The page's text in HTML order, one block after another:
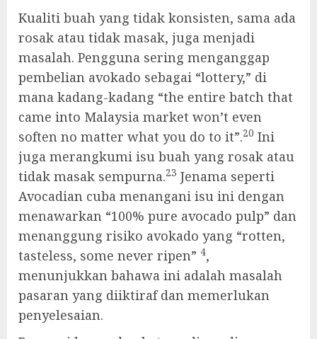
Kualiti buah yang tidak konsisten, sama ada
rosak atau tidak masak, juga menjadi
masalah. Pengguna sering menganggap
pembelian avokado sebagai “lottery,” di
mana kadang-kadang “the entire batch that
came into Malaysia market won’t even
soften no matter what you do to it”.20 Ini
juga merangkumi isu buah yang rosak atau
tidak masak sempurna.23 Jenama seperti
Avocadian cuba menangani isu ini dengan
menawarkan “100% pure avocado pulp” dan
menanggung risiko avokado yang “rotten,
tasteless, some never ripen” 4,
menunjukkan bahawa ini adalah masalah
pasaran yang diiktiraf dan memerlukan
penyelesaian.